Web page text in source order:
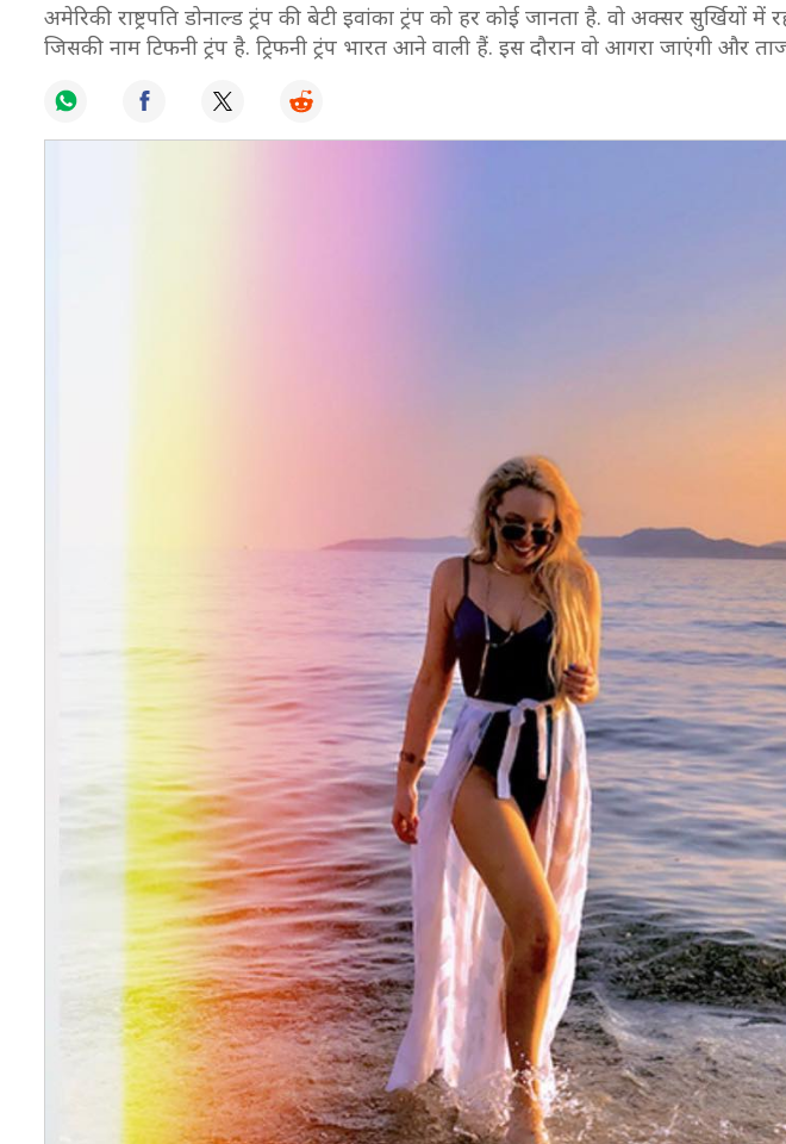
अमेरिकी राष्ट्रपति डोनाल्ड ट्रंप की बेटी इवांका ट्रंप को हर कोई जानता है. वो अक्सर सुर्खियों
जिसकी नाम टिफनी ट्रंप है. ट्रिफनी ट्रंप भारत आने वाली हैं. इस दौरान वो आगरा जाएंगी और